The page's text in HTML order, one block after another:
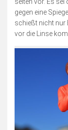
Blogserie:
Blogserie:
Archiv
gegen eine
schießt nicht nur
vor die Linse